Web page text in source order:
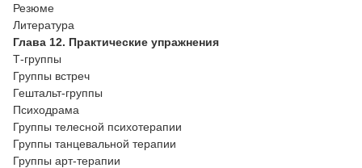
Резюме
Литература
Глава 12. Практические упражнения
Т-группы
Группы встреч
Гештальт-группы
Психодрама
Группы телесной психотерапии
Группы танцевальной терапии
Группы арт-терапии